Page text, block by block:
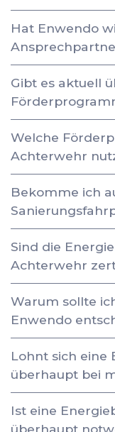
Hat Enwendo
Gibt es aktuell
Welche
Achterwehr
Bekomme ich
Sind die
Achterwehr
Warum sollte
Enwendo
Lohnt sich eine
überhaupt bei
Ist eine
überhaupt